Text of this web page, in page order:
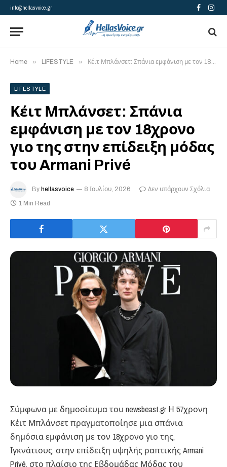
info@hellasvoice.gr Facebook
Home » LIFESTYLE » Κέιτ Μπλάνσετ: Σπάνια εμφάνιση με τον 18χρονο γιο της στην επίδειξη μόδας του Armani Privé
LIFESTYLE
Κέιτ Μπλάνσετ: Σπάνια
εμφάνιση με τον 18χρονο
γιο της στην επίδειξη μόδας
του Armani Privé
By hellasvoice 8 Ιουλίου, 2026
Δεν υπάρχουν Σχόλια
1 Min Read
Σύμφωνα με δημοσίευμα του newsbeast.gr ​Η 57χρονη
Κέιτ Μπλάνσετ πραγματοποίησε μια σπάνια
δημόσια εμφάνιση με τον 18χρονο γιο της,
Ιγκνάτιους, στην επίδειξη υψηλής ραπτικής Armani
Privé, στο πλαίσιο της Εβδομάδας Μόδας του